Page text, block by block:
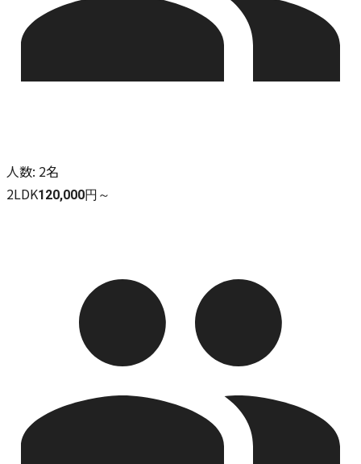
人数: 2名
2LDK120,000円～